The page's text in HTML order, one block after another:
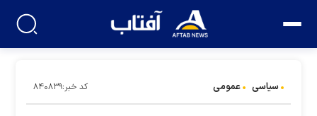
سیاسی عمومی کد خبر:۸۴۰۸۳۹